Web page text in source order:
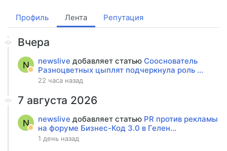
Профиль Лента Репутация
Вчера
N newslive добавляет статью Сооснователь
Разноцветных цыплят подчеркнула роль ...
22 часа назад
7 августа 2026
N newslive добавляет статью PR против рекламы
на форуме Бизнес-Код 3.0 в Гелен...
1 день назад